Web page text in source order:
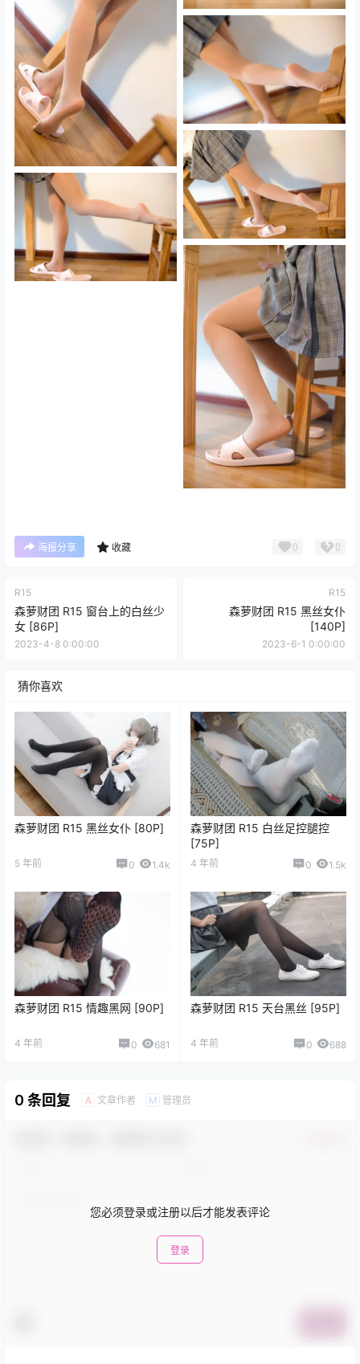
海报分享 收藏 0 0
R15
森萝财团 R15 窗台上的白丝少
女 [86P]
2023-4-8 0:00:00
R15
森萝财团 R15 黑丝女仆
[140P]
2023-6-1 0:00:00
猜你喜欢
森萝财团 R15 黑丝女仆 [80P]
5 年前 0 1.4k
森萝财团 R15 白丝足控腿控
[75P]
4 年前 0 1.5k
森萝财团 R15 情趣黑网 [90P]
4 年前 0 681
森萝财团 R15 天台黑丝 [95P]
4 年前 0 688
0 条回复 A 文章作者 M 管理员
您必须登录或注册以后才能发表评论
登录